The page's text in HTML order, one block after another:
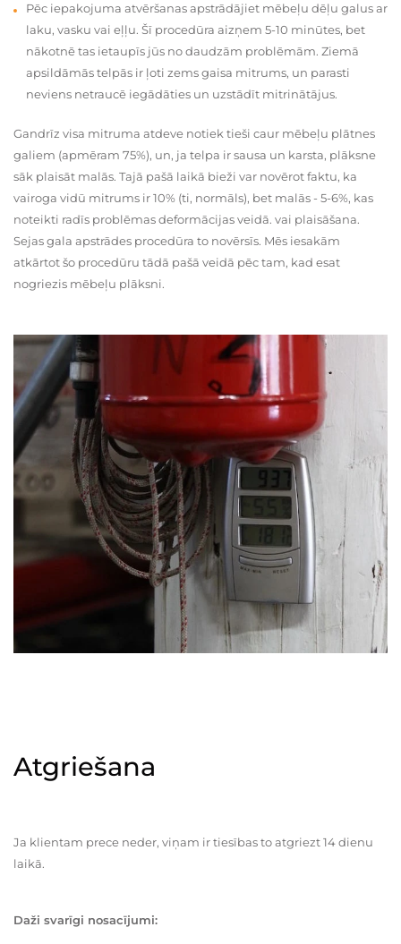
Pēc iepakojuma atvēršanas apstrādājiet mēbeļu dēļu galus ar
laku, vasku vai eļļu. Šī procedūra aizņem 5-10 minūtes, bet
nākotnē tas ietaupīs jūs no daudzām problēmām. Ziemā
apsildāmās telpās ir ļoti zems gaisa mitrums, un parasti
neviens netraucē iegādāties un uzstādīt mitrinātājus.
Gandrīz visa mitruma atdeve notiek tieši caur mēbeļu plātnes
galiem (apmēram 75%), un, ja telpa ir sausa un karsta, plāksne
sāk plaisāt malās. Tajā pašā laikā bieži var novērot faktu, ka
vairoga vidū mitrums ir 10% (ti, normāls), bet malās - 5-6%, kas
noteikti radīs problēmas deformācijas veidā. vai plaisāšana.
Sejas gala apstrādes procedūra to novērsīs. Mēs iesakām
atkārtot šo procedūru tādā pašā veidā pēc tam, kad esat
nogriezis mēbeļu plāksni.
Atgriešana
Ja klientam prece neder, viņam ir tiesības to atgriezt 14 dienu
laikā.
Daži svarīgi nosacījumi: